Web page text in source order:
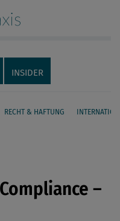
INSIDER
RECHT & HAFTUNG
–